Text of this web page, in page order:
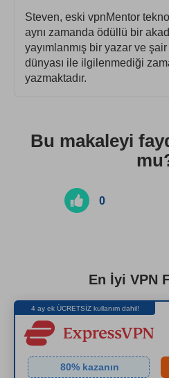
Steven, eski vpnMentor
aynı zamanda ödüllü bir
yayımlanmış bir yazar ve
dünyası ile ilgilenmediği
yazmaktadır.
Bu makaleyi
0
En İyi VPN
4 ay ek ÜCRETSİZ kullanım dahil!
80% kazanın